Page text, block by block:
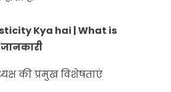
Kya hai | What is
की प्रमुख विशेषताएं